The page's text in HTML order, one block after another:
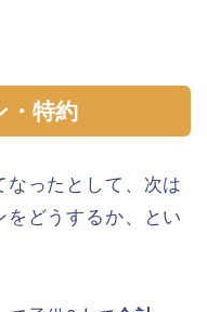
・特約
ったとして、次は
どうするか、とい